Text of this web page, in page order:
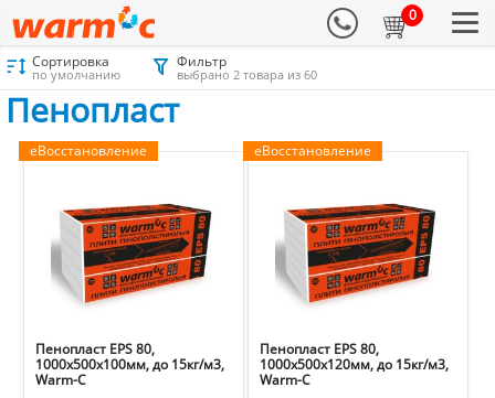
0
Материалы для утепления Каталог Пенопласт
Сортировка
по умолчанию
Фильтр
выбрано 2 товара из 60
Пенопласт
еВосстановление
Пенопласт EPS 80,
1000х500х100мм, до 15кг/м3,
Warm-C
еВосстановление
Пенопласт EPS 80,
1000х500х120мм, до 15кг/м3,
Warm-C